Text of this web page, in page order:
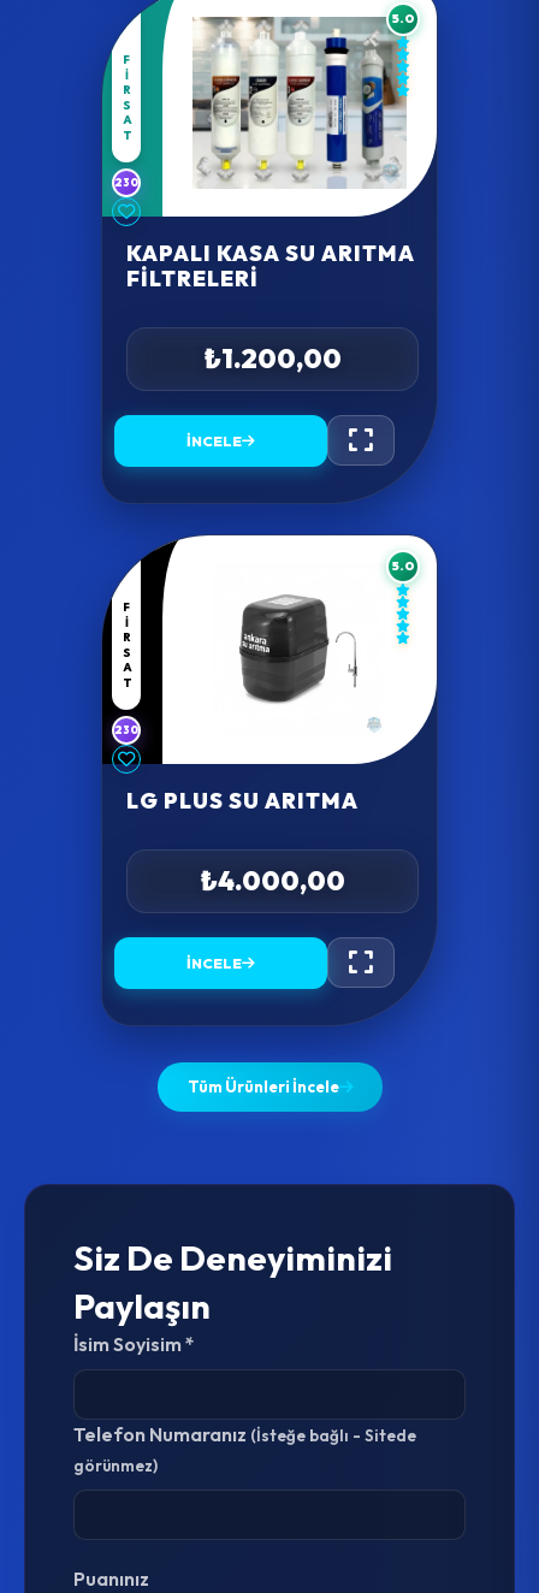
FIRSAT
230
5.0
KAPALI KASA SU ARITMA
FILTRELERI
₺1.200,00
İNCELE
FIRSAT
230
5.0
LG PLUS SU ARITMA
₺4.000,00
İNCELE
Tüm Ürünleri İncele
Siz De Deneyiminizi
Paylaşın
İsim Soyisim *
Telefon Numaranız (İsteğe bağlı - Sitede
görünmez)
Puanınız